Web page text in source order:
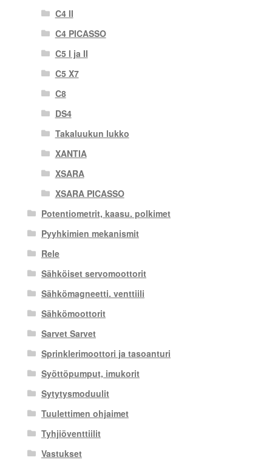
C4 II
C4 PICASSO
C5 I ja II
C5 X7
C8
DS4
Takaluukun lukko
XANTIA
XSARA
XSARA PICASSO
Potentiometrit, kaasu. polkimet
Pyyhkimien mekanismit
Rele
Sähköiset servomoottorit
Sähkömagneetti. venttiili
Sähkömoottorit
Sarvet Sarvet
Sprinklerimoottori ja tasoanturi
Syöttöpumput, imukorit
Sytytysmoduulit
Tuulettimen ohjaimet
Tyhjiöventtiilit
Vastukset